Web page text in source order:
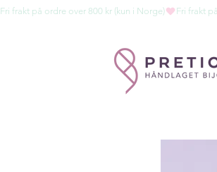
Fri frakt på ordre over 800 kr (kun i Norge)